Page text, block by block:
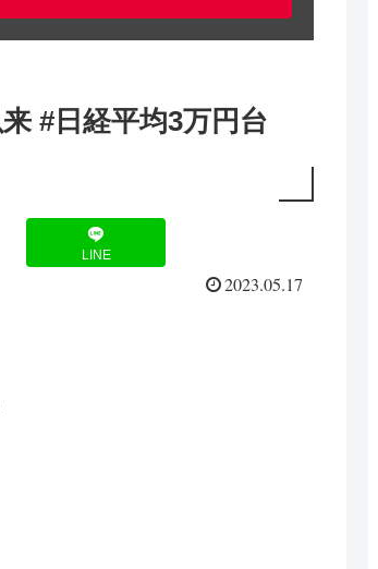
#日経平均3万円台
LINE
2023.05.17